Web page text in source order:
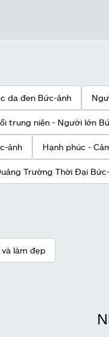
da đen Bức-ảnh
trung niên - Người lớn
ảnh Hạnh phúc -
Trường Thời Đại
làm đẹp